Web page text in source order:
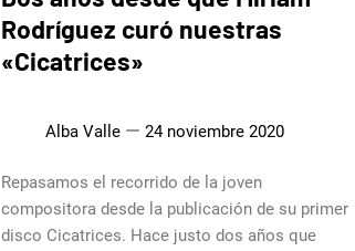
Rodríguez curó nuestras
«Cicatrices»
Alba Valle 24 noviembre 2020
Repasamos el recorrido de la joven
compositora desde la publicación de su primer
disco Cicatrices. Hace justo dos años que